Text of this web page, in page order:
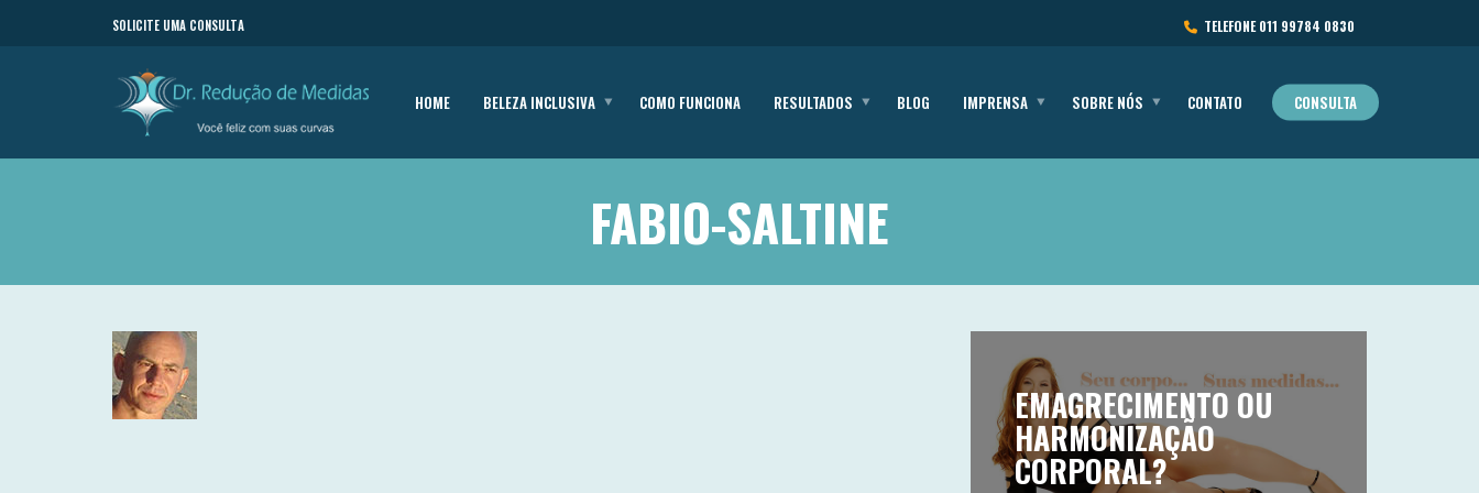
SOLICITE UMA CONSULTA TELEFONE011 99784 0830
HOME BELEZA INCLUSIVA COMO FUNCIONA RESULTADOS BLOG IMPRENSA SOBRE NÓS CONTATO CONSULTA
FABIO-SALTINE
EMAGRECIMENTO OU
HARMONIZAÇÃO
CORPORAL?